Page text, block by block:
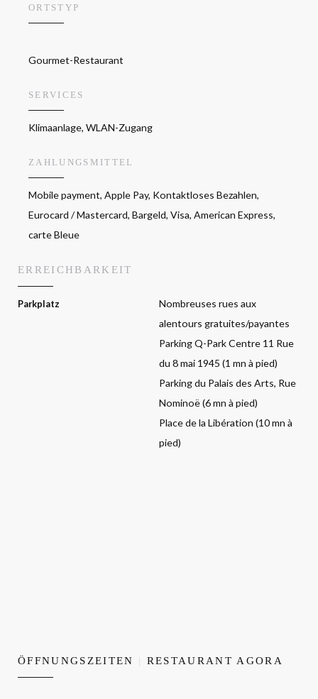
ORTSTYP
Gourmet-Restaurant
SERVICES
Klimaanlage, WLAN-Zugang
ZAHLUNGSMITTEL
Mobile payment, Apple Pay, Kontaktloses Bezahlen,
Eurocard / Mastercard, Bargeld, Visa, American Express,
carte Bleue
ERREICHBARKEIT
Parkplatz
Nombreuses rues aux
alentours gratuites/payantes
Parking Q-Park Centre 11 Rue
du 8 mai 1945 (1 mn à pied)
Parking du Palais des Arts, Rue
Nominoë (6 mn à pied)
Place de la Libération (10 mn à
pied)
ÖFFNUNGSZEITEN RESTAURANT AGORA